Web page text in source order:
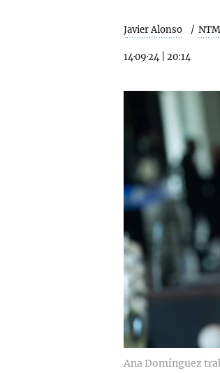
Javier Alonso NTM
14·09·24 20:14
Ana Domínguez